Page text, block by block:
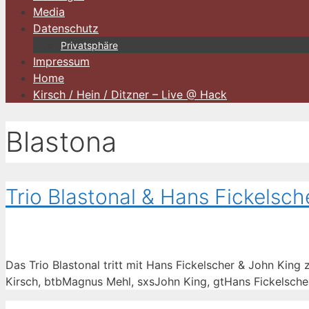
Media
Datenschutz
Privatsphäre
Impressum
Home
Kirsch / Hein / Ditzner – Live @ Hack
Blastona
Trio Blastonal & Hans
Das Trio Blastonal tritt mit Hans Fickelscher & John
Kirsch, btbMagnus Mehl, sxsJohn King, gtHans